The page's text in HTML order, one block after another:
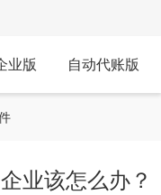
业版 自动代账版
业该怎么办？